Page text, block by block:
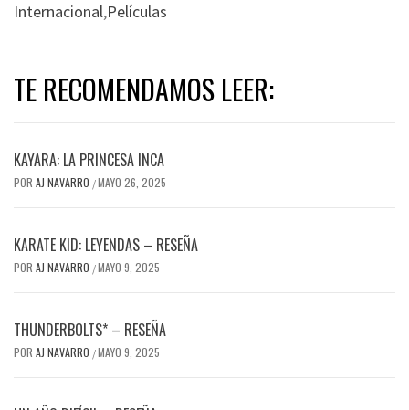
Internacional,Películas
TE RECOMENDAMOS LEER:
KAYARA: LA PRINCESA INCA
POR AJ NAVARRO /MAYO 26, 2025
KARATE KID: LEYENDAS – RESEÑA
POR AJ NAVARRO /MAYO 9, 2025
THUNDERBOLTS* – RESEÑA
POR AJ NAVARRO /MAYO 9, 2025